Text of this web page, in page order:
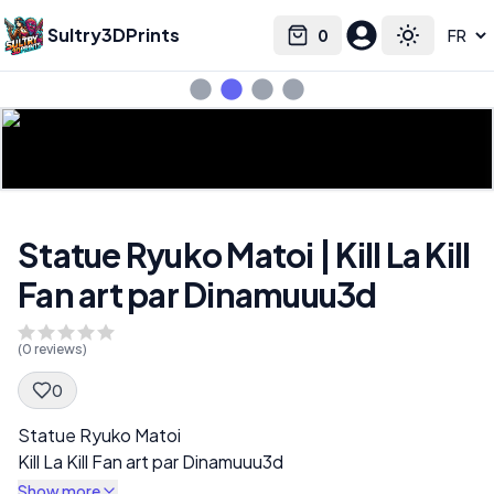
Sultry3DPrints 0
Cart Toggle
Select language
Statue Ryuko Matoi | Kill La Kill
Fan art par Dinamuuu3d
(0 reviews)
0
Spec Description
Statue Ryuko Matoi
Kill La Kill Fan art par Dinamuuu3d